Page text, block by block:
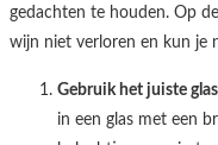
gedachten te houden. Op
wijn niet verloren en kun je
Gebruik het juiste glas
in een glas met een